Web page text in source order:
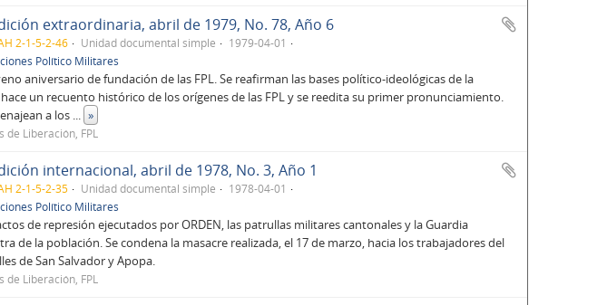
extraordinaria, abril de 1979, No. 78, Año 6
2-1-5-2-46 Unidad documental simple
1979-04-01
Político Militares
aniversario de fundación de las FPL. Se reafirman las bases político-ideológicas de la
un recuento histórico de los orígenes de las FPL y se reedita su primer pronunciamiento.
a los ... »
de Liberación, FPL
internacional, abril de 1978, No. 3, Año 1
2-1-5-2-35 Unidad documental simple
1978-04-01
Político Militares
de represión ejecutados por ORDEN, las patrullas militares cantonales y la Guardia
de la población. Se condena la masacre realizada, el 17 de marzo, hacia los trabajadores del
de San Salvador y Apopa.
de Liberación, FPL